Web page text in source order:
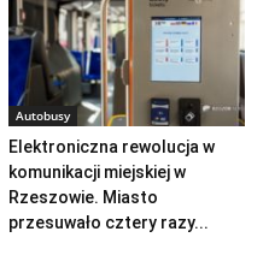
Autobusy
Elektroniczna rewolucja w
komunikacji miejskiej w
Rzeszowie. Miasto
przesuwało cztery razy...